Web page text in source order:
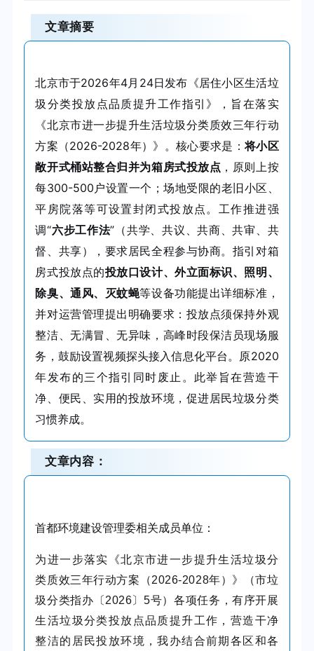
文章摘要
北京市于2026年4月24日发布《居住小区生活垃
圾分类投放点品质提升工作指引》，旨在落实
《北京市进一步提升生活垃圾分类质效三年行动
方案（2026-2028年）》。核心要求是：将小区
敞开式桶站整合归并为箱房式投放点 ，原则上按
每300-500户设置一个；场地受限的老旧小区、
平房院落等可设置封闭式投放点。工作推进强
调“六步工作法”（共学、共议、共商、共审、共
督、共享），要求居民全程参与协商。指引对箱
房式投放点的投放口设计、外立面标识、照明、
除臭、通风、灭蚊蝇等设备功能提出详细标准，
并对运营管理提出明确要求：投放点须保持外观
整洁、无满冒、无异味，高峰时段保洁员现场服
务，鼓励设置视频探头接入信息化平台。原2020
年发布的三个指引同时废止。此举旨在营造干
净、便民、实用的投放环境，促进居民垃圾分类
习惯养成。
文章内容：
首都环境建设管理委相关成员单位：
为进一步落实《北京市进一步提升生活垃圾分
类质效三年行动方案（2026-2028年）》（市垃
圾分类指办〔2026〕5号）各项任务，有序开展
生活垃圾分类投放点品质提升工作，营造干净
整洁的居民投放环境，我办结合前期各区和各